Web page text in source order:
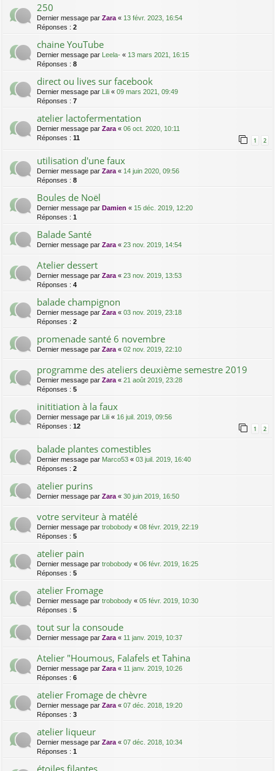
250
Dernier message par Zara « 13 févr. 2023, 16:54
Réponses : 2
chaine YouTube
Dernier message par Leela- « 13 mars 2021, 16:15
Réponses : 8
direct ou lives sur facebook
Dernier message par Lili « 09 mars 2021, 09:49
Réponses : 7
atelier lactofermentation
Dernier message par Zara « 06 oct. 2020, 10:11
Réponses : 11 1 2
utilisation d'une faux
Dernier message par Zara « 14 juin 2020, 09:56
Réponses : 8
Boules de Noël
Dernier message par Damien « 15 déc. 2019, 12:20
Réponses : 1
Balade Santé
Dernier message par Zara « 23 nov. 2019, 14:54
Atelier dessert
Dernier message par Zara « 23 nov. 2019, 13:53
Réponses : 4
balade champignon
Dernier message par Zara « 03 nov. 2019, 23:18
Réponses : 2
promenade santé 6 novembre
Dernier message par Zara « 02 nov. 2019, 22:10
programme des ateliers deuxième semestre 2019
Dernier message par Zara « 21 août 2019, 23:28
Réponses : 5
inititiation à la faux
Dernier message par Lili « 16 juil. 2019, 09:56
Réponses : 12 1 2
balade plantes comestibles
Dernier message par Marco53 « 03 juil. 2019, 16:40
Réponses : 2
atelier purins
Dernier message par Zara « 30 juin 2019, 16:50
votre serviteur à matélé
Dernier message par trobobody « 08 févr. 2019, 22:19
Réponses : 5
atelier pain
Dernier message par trobobody « 06 févr. 2019, 16:25
Réponses : 5
atelier Fromage
Dernier message par trobobody « 05 févr. 2019, 10:30
Réponses : 5
tout sur la consoude
Dernier message par Zara « 11 janv. 2019, 10:37
Atelier "Houmous, Falafels et Tahina
Dernier message par Zara « 11 janv. 2019, 10:26
Réponses : 6
atelier Fromage de chèvre
Dernier message par Zara « 07 déc. 2018, 19:20
Réponses : 3
atelier liqueur
Dernier message par Zara « 07 déc. 2018, 10:34
Réponses : 1